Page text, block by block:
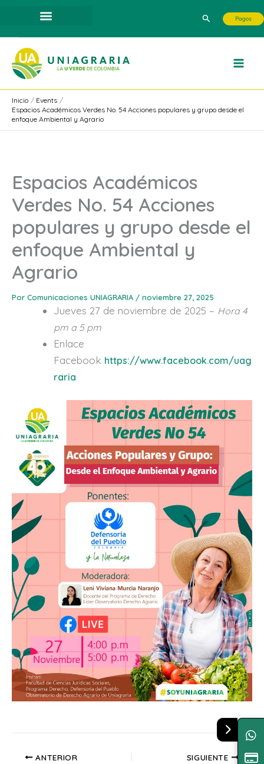
contenido
Buscar Pagos
Inicio
Events
Espacios Académicos Verdes No. 54 Acciones populares y grupo desde el
enfoque Ambiental y Agrario
Espacios Académicos
Verdes No. 54 Acciones
populares y grupo desde el
enfoque Ambiental y
Agrario
Por Comunicaciones UNIAGRARIA / noviembre 27, 2025
Jueves 27 de noviembre de 2025 – Hora 4
pm a 5 pm
Enlace
Facebook https://www.facebook.com/uag
raria
ANTERIOR SIGUIENTE